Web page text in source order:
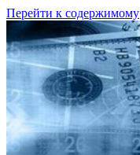
Перейти к содержимому